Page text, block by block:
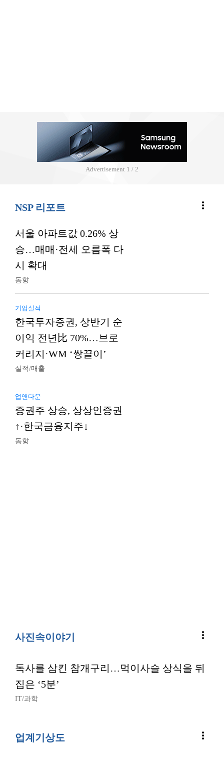
Advertisement 2 / 2
NSP 리포트 more_vert
서울 아파트값 0.26% 상
승…매매·전세 오름폭 다
시 확대
동향
기업실적
한국투자증권, 상반기 순
이익 전년比 70%…브로
커리지·WM ‘쌍끌이’
실적/매출
업앤다운
증권주 상승, 상상인증권
↑·한국금융지주↓
동향
사진속이야기 more_vert
독사를 삼킨 참개구리…먹이사슬 상식을 뒤
집은 ‘5분’
IT/과학
업계기상도 more_vert